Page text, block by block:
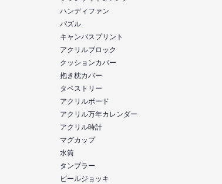
ハンディファン
パズル
キャンバスプリント
アクリルブロック
クッションカバー
抱き枕カバー
タペストリー
アクリルボード
アクリル万年カレンダー
アクリル時計
マグカップ
水筒
タンブラー
ビールジョッキ